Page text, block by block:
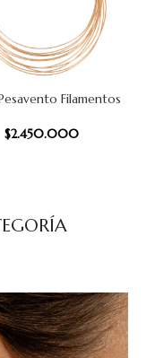
Filamentos
$2.450.000